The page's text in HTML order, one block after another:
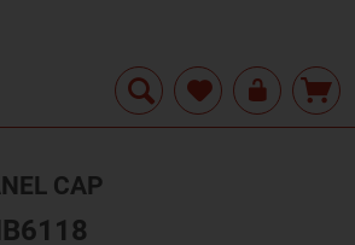
CAP